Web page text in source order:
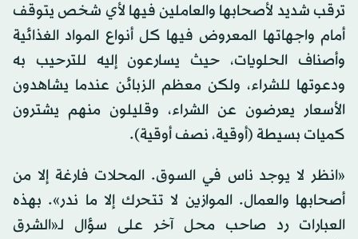
ترقب شديد لأصحابها والعاملين فيها لأي شخص يتوقف
أمام واجهاتها المعروض فيها كل أنواع المواد الغذائية
وأصناف الحلويات، حيث يسارعون إليه للترحيب به
ودعوتها للشراء، ولكن معظم الزبائن عندما يشاهدون
الأسعار يعرضون عن الشراء، وقليلون منهم يشترون
كميات بسيطة (أوقية، نصف أوقية).
«انظر لا يوجد ناس في السوق. المحلات فارغة إلا من
أصحابها والعمال. الموازين لا تتحرك إلا ما ندر». بهذه
العبارات رد صاحب محل آخر على سؤال لـ«الشرق